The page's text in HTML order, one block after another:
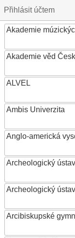
Přihlásit účtem
Akademie
Akademie věd
ALVEL
Ambis Univerzita
Anglo-americká
Archeologický
Archeologický
Arcibiskupské